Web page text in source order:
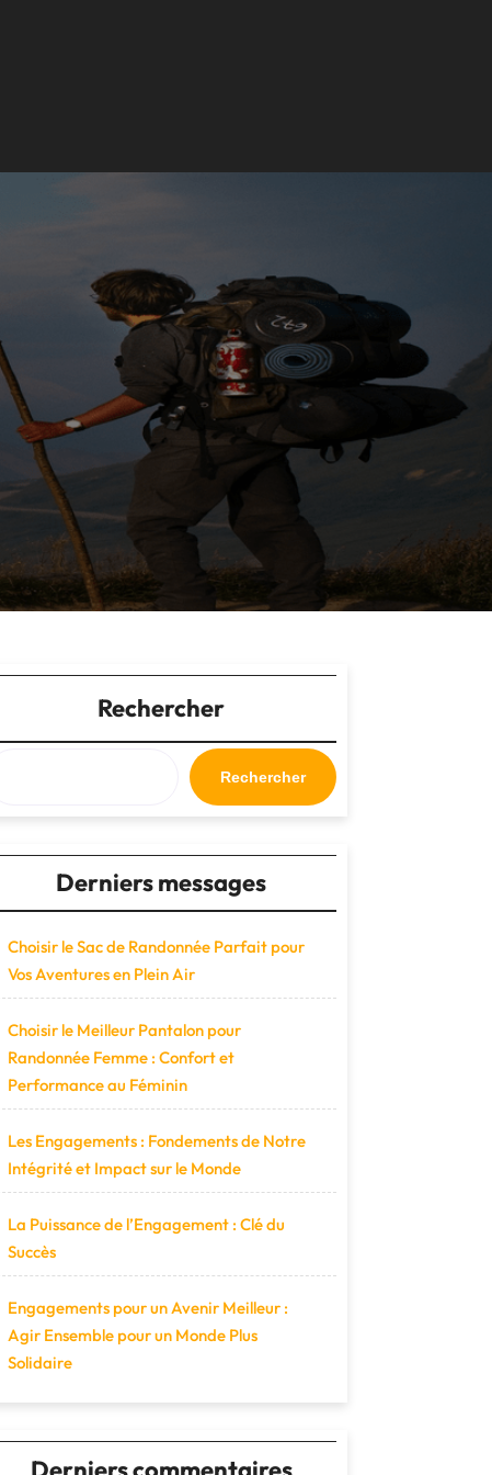
Rechercher
Rechercher
Derniers messages
Choisir le Sac de Randonnée Parfait pour
Vos Aventures en Plein Air
Choisir le Meilleur Pantalon pour
Randonnée Femme : Confort et
Performance au Féminin
Les Engagements : Fondements de Notre
Intégrité et Impact sur le Monde
La Puissance de l’Engagement : Clé du
Succès
Engagements pour un Avenir Meilleur :
Agir Ensemble pour un Monde Plus
Solidaire